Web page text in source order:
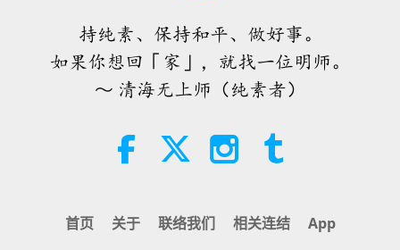
30:54
师徒之间 2026-08-07 1220
4:08
越这个虚幻世界的漫长艰辛道路便会
画上句点
焦点新闻
持纯素、保持和平、做好事。
如果你想回「家」，就找一位明师。
～ 清海无上师（纯素者）
首页 关于 联络我们 相关连结 App